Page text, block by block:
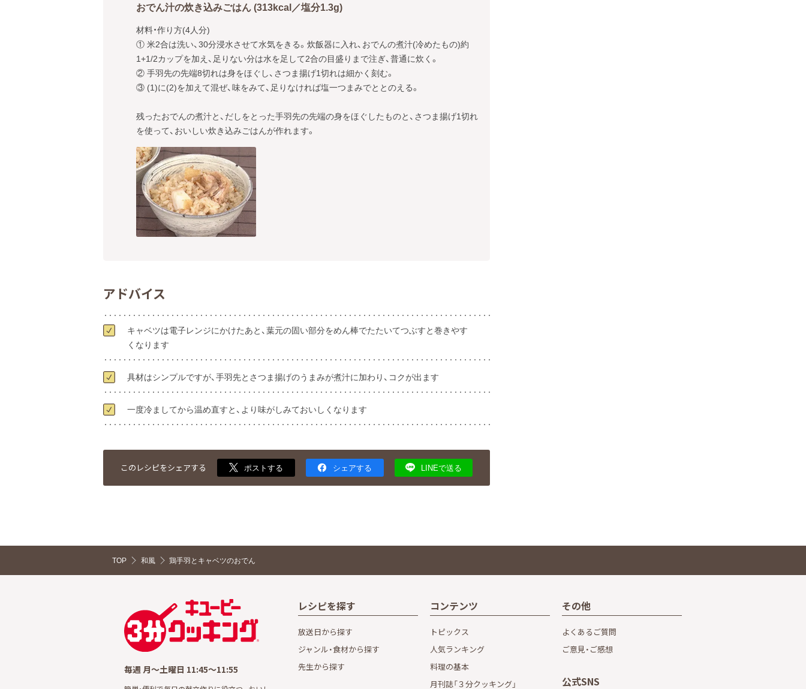
おでん汁の炊き込みごはん (313kcal／塩分1.3g)
材料・作り方(4人分)
① 米2合は洗い、30分浸水させて水気をきる。炊飯器に入れ、おでんの煮汁(冷めたもの)約
1+1/2カップを加え、足りない分は水を足して2合の目盛りまで注ぎ、普通に炊く。
② 手羽先の先端8切れは身をほぐし、さつま揚げ1切れは細かく刻む。
③ (1)に(2)を加えて混ぜ、味をみて、足りなければ塩一つまみでととのえる。
残ったおでんの煮汁と、だしをとった手羽先の先端の身をほぐしたものと、さつま揚げ1切れ
を使って、おいしい炊き込みごはんが作れます。
アドバイス
キャベツは電子レンジにかけたあと、葉元の固い部分をめん棒でたたいてつぶすと巻きやす
くなります
具材はシンプルですが、手羽先とさつま揚げのうまみが煮汁に加わり、コクが出ます
一度冷ましてから温め直すと、より味がしみておいしくなります
このレシピをシェアする ポストする シェアする LINEで送る
TOP 和風 鶏手羽とキャベツのおでん
毎週 月～土曜日 11:45～11:55
レシピを探す
放送日から探す
ジャンル・食材から探す
先生から探す
コンテンツ
トピックス
人気ランキング
料理の基本
月刊誌「３分クッキング」
その他
よくあるご質問
ご意見・ご感想
公式SNS